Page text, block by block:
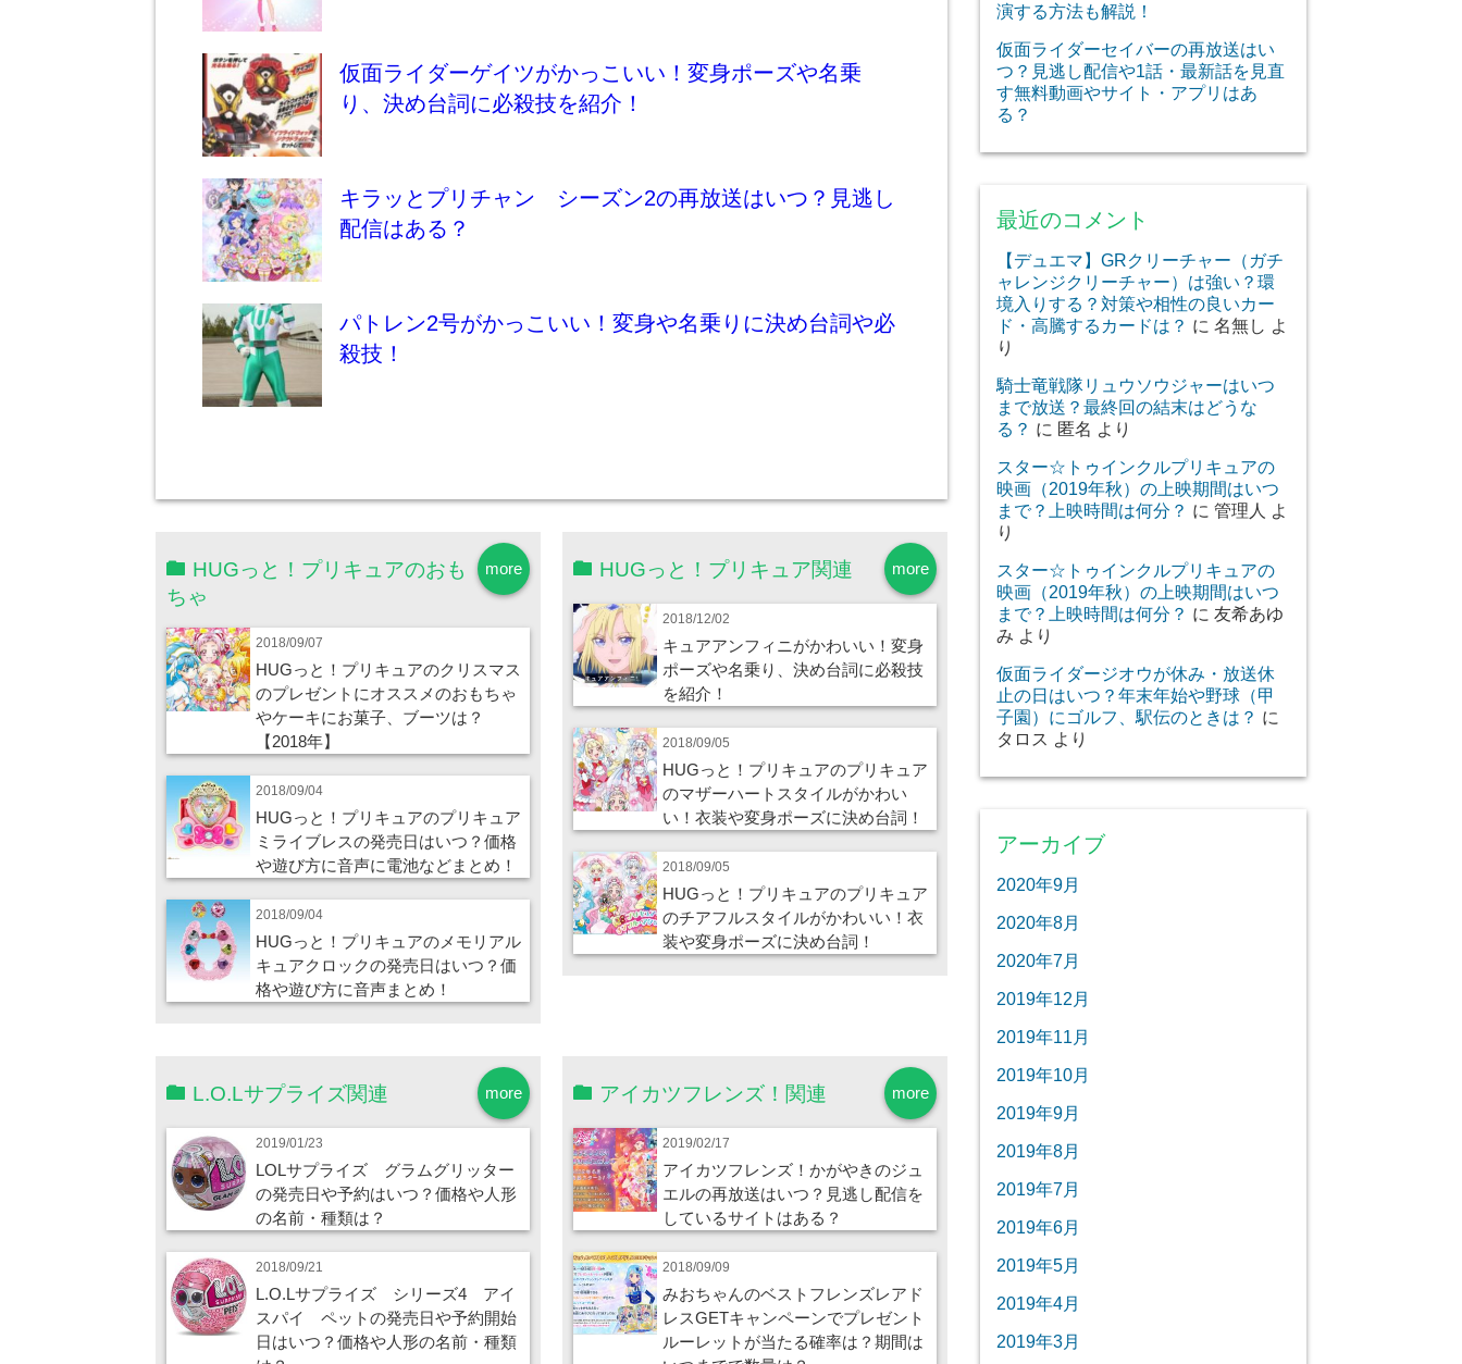
仮面ライダーゲイツがかっこいい！変身ポーズや名乗
り、決め台詞に必殺技を紹介！
キラッとプリチャン シーズン2の再放送はいつ？見逃し
配信はある？
パトレン2号がかっこいい！変身や名乗りに決め台詞や必
殺技！
more
HUGっと！プリキュアのおも
ちゃ
2018/09/07
HUGっと！プリキュアのクリスマス
のプレゼントにオススメのおもちゃ
やケーキにお菓子、ブーツは？
【2018年】
2018/09/04
HUGっと！プリキュアのプリキュア
ミライブレスの発売日はいつ？価格
や遊び方に音声に電池などまとめ！
2018/09/04
HUGっと！プリキュアのメモリアル
キュアクロックの発売日はいつ？価
格や遊び方に音声まとめ！
more
HUGっと！プリキュア関連
2018/12/02
キュアアンフィニがかわいい！変身
ポーズや名乗り、決め台詞に必殺技
を紹介！
2018/09/05
HUGっと！プリキュアのプリキュア
のマザーハートスタイルがかわい
い！衣装や変身ポーズに決め台詞！
2018/09/05
HUGっと！プリキュアのプリキュア
のチアフルスタイルがかわいい！衣
装や変身ポーズに決め台詞！
more
L.O.Lサプライズ関連
2019/01/23
LOLサプライズ グラムグリッター
の発売日や予約はいつ？価格や人形
の名前・種類は？
2018/09/21
L.O.Lサプライズ シリーズ4 アイ
スパイ ペットの発売日や予約開始
日はいつ？価格や人形の名前・種類
more
アイカツフレンズ！関連
2019/02/17
アイカツフレンズ！かがやきのジュ
エルの再放送はいつ？見逃し配信を
しているサイトはある？
2018/09/09
みおちゃんのベストフレンズレアド
レスGETキャンペーンでプレゼント
ルーレットが当たる確率は？期間は
演する方法も解説！
仮面ライダーセイバーの再放送はい
つ？見逃し配信や1話・最新話を見直
す無料動画やサイト・アプリはあ
る？
最近のコメント
【デュエマ】GRクリーチャー（ガチ
ャレンジクリーチャー）は強い？環
境入りする？対策や相性の良いカー
ド・高騰するカードは？ に 名無し よ
り
騎士竜戦隊リュウソウジャーはいつ
まで放送？最終回の結末はどうな
る？ に 匿名 より
スター☆トゥインクルプリキュアの
映画（2019年秋）の上映期間はいつ
まで？上映時間は何分？ に 管理人 よ
り
スター☆トゥインクルプリキュアの
映画（2019年秋）の上映期間はいつ
まで？上映時間は何分？ に 友希あゆ
み より
仮面ライダージオウが休み・放送休
止の日はいつ？年末年始や野球（甲
子園）にゴルフ、駅伝のときは？ に
タロス より
アーカイブ
2020年9月
2020年8月
2020年7月
2019年12月
2019年11月
2019年10月
2019年9月
2019年8月
2019年7月
2019年6月
2019年5月
2019年4月
2019年3月